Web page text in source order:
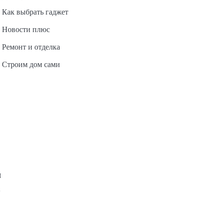
Как выбрать гаджет
Новости плюс
Ремонт и отделка
Строим дом сами